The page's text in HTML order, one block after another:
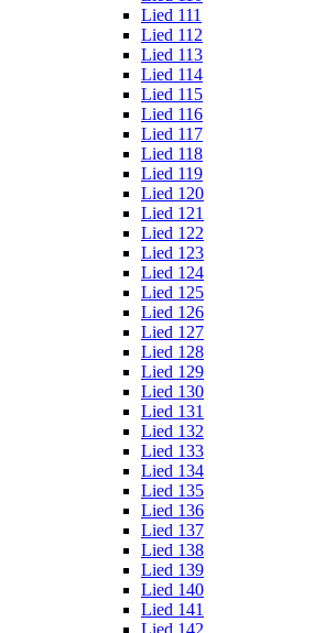
Lied 111
Lied 112
Lied 113
Lied 114
Lied 115
Lied 116
Lied 117
Lied 118
Lied 119
Lied 120
Lied 121
Lied 122
Lied 123
Lied 124
Lied 125
Lied 126
Lied 127
Lied 128
Lied 129
Lied 130
Lied 131
Lied 132
Lied 133
Lied 134
Lied 135
Lied 136
Lied 137
Lied 138
Lied 139
Lied 140
Lied 141
Lied 142